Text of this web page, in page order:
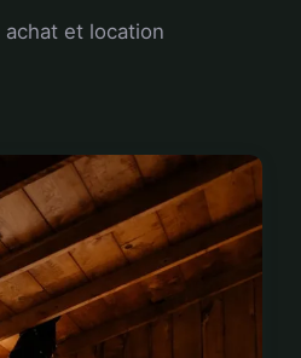
achat et location